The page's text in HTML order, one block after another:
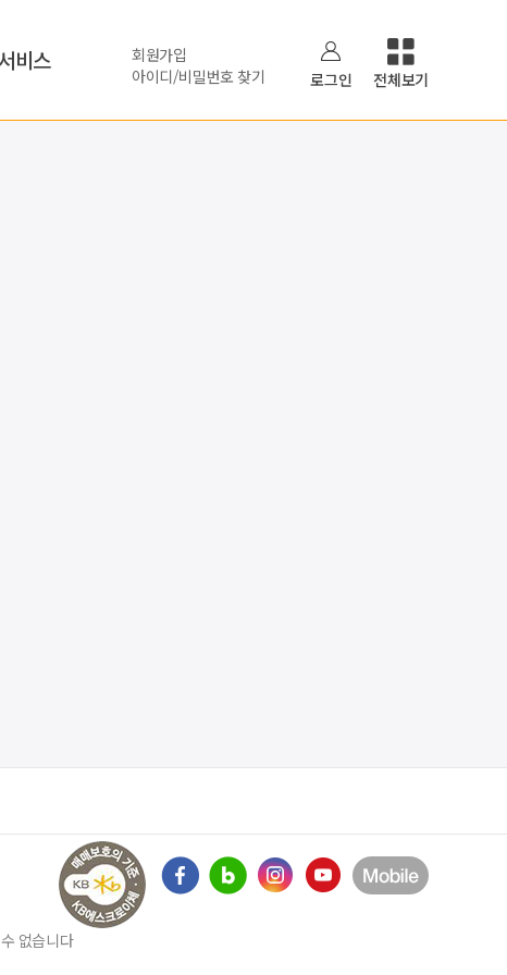
비스
회원가입
아이디/비밀번호 찾기
로그인 전체보기
없습니다